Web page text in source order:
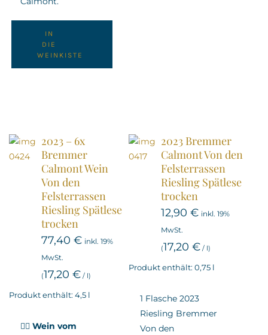
IN
DIE
WEINKISTE
2023 – 6x
Bremmer
Calmont Wein
Von den
Felsterrassen
Riesling Spätlese
trocken
77,40 € inkl. 19%
MwSt.
(17,20 €/ l)
Produkt enthält: 4,5 l
🧗‍♂️ Wein vom
2023 Bremmer
Calmont Von den
Felsterrassen
Riesling Spätlese
trocken
12,90 € inkl. 19%
MwSt.
(17,20 €/ l)
Produkt enthält: 0,75 l
1 Flasche 2023
Riesling Bremmer
Von den